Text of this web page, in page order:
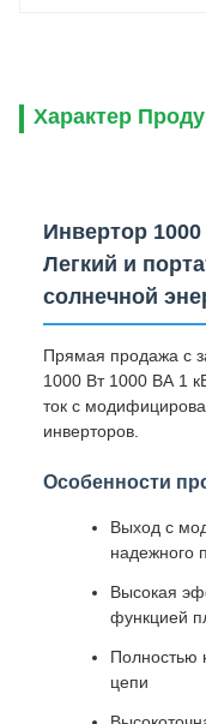
Характер
Инвертор
Легкий и
солнечной
Прямая продажа с
1000 Вт 1000 ВА 1
ток с
инверторов.
Особенности
Выход с
надежного
Высокая
функцией
Полностью
цепи